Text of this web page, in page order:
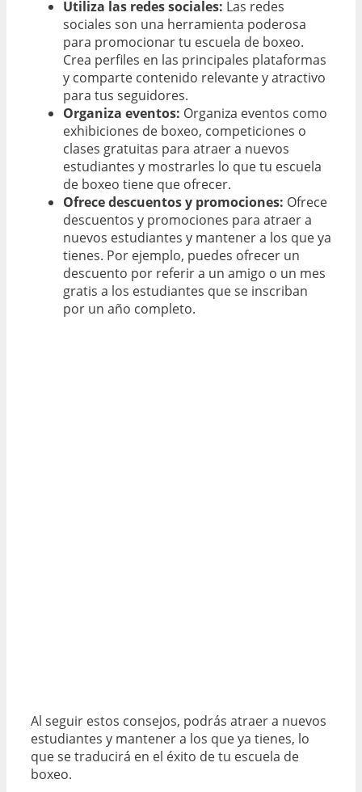
Utiliza las redes sociales: Las redes
sociales son una herramienta poderosa
para promocionar tu escuela de boxeo.
Crea perfiles en las principales plataformas
y comparte contenido relevante y atractivo
para tus seguidores.
Organiza eventos: Organiza eventos como
exhibiciones de boxeo, competiciones o
clases gratuitas para atraer a nuevos
estudiantes y mostrarles lo que tu escuela
de boxeo tiene que ofrecer.
Ofrece descuentos y promociones: Ofrece
descuentos y promociones para atraer a
nuevos estudiantes y mantener a los que ya
tienes. Por ejemplo, puedes ofrecer un
descuento por referir a un amigo o un mes
gratis a los estudiantes que se inscriban
por un año completo.
Al seguir estos consejos, podrás atraer a nuevos
estudiantes y mantener a los que ya tienes, lo
que se traducirá en el éxito de tu escuela de
boxeo.